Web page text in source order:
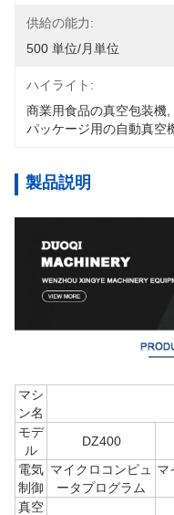
供給の能力:
500 単位/月単位
ハイライト:
商業用食品の真空包装機
パッケージ用の自動真空
製品説明
マシ
ン名
モデ
ル
DZ400
電気
制御
マイクロコンピュ
ータプログラム
マ
真空